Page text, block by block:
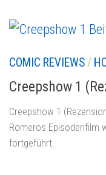
COMIC REVIEWS /
Creepshow 1
Creepshow 1
Romeros Episodenfilm
fortgeführt.